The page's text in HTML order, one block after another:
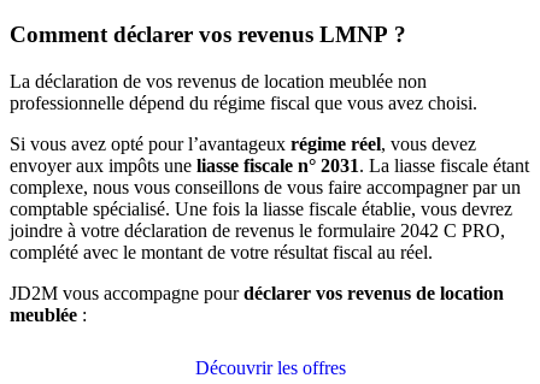
Comment déclarer vos revenus LMNP ?
La déclaration de vos revenus de location meublée non
professionnelle dépend du régime fiscal que vous avez choisi.
Si vous avez opté pour l’avantageux régime réel, vous devez
envoyer aux impôts une liasse fiscale n° 2031. La liasse fiscale étant
complexe, nous vous conseillons de vous faire accompagner par un
comptable spécialisé. Une fois la liasse fiscale établie, vous devrez
joindre à votre déclaration de revenus le formulaire 2042 C PRO,
complété avec le montant de votre résultat fiscal au réel.
JD2M vous accompagne pourdéclarer vos revenus de location
meublée :
Découvrir les offres